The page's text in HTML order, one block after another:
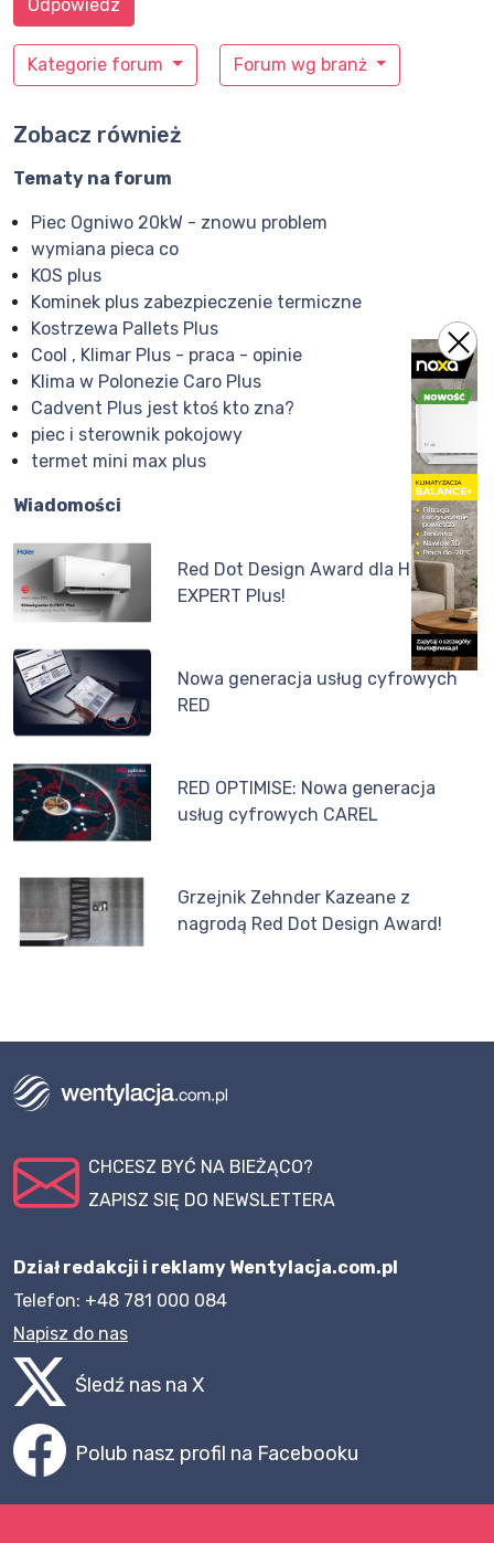
Kategorie forum Forum wg branż
Odpowiedz
Zobacz również
Tematy na forum
Piec Ogniwo 20kW - znowu problem
wymiana pieca co
KOS plus
Kominek plus zabezpieczenie termiczne
Kostrzewa Pallets Plus
Cool , Klimar Plus - praca - opinie
Klima w Polonezie Caro Plus
Cadvent Plus jest ktoś kto zna?
piec i sterownik pokojowy
termet mini max plus
Wiadomości
Red Dot Design Award dla Haier
EXPERT Plus!
Nowa generacja usług cyfrowych
RED
RED OPTIMISE: Nowa generacja
usług cyfrowych CAREL
Grzejnik Zehnder Kazeane z
nagrodą Red Dot Design Award!
CHCESZ BYĆ NA BIEŻĄCO?
ZAPISZ SIĘ DO NEWSLETTERA
Dział redakcji i reklamy Wentylacja.com.pl
Telefon: +48 781 000 084
Napisz do nas
Śledź nas na X
Polub nasz profil na Facebooku